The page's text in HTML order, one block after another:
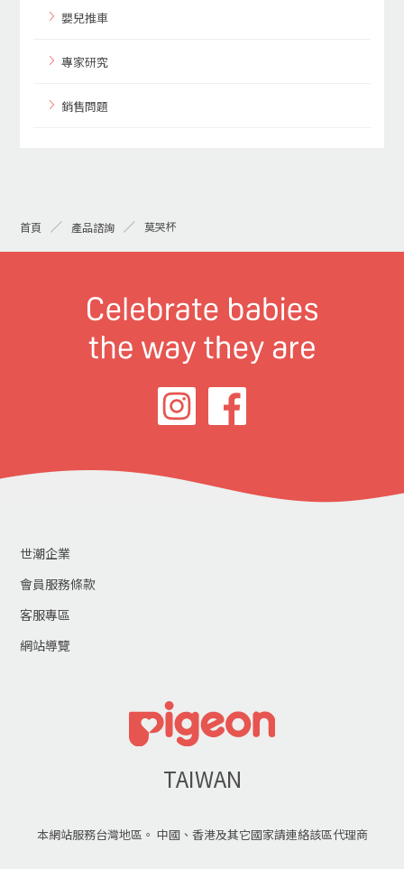
嬰兒推車
專家研究
銷售問題
首頁 產品諮詢 莫哭杯
世潮企業
會員服務條款
客服專區
網站導覽
TAIWAN
本網站服務台灣地區。 中國、香港及其它國家請連絡該區代理商